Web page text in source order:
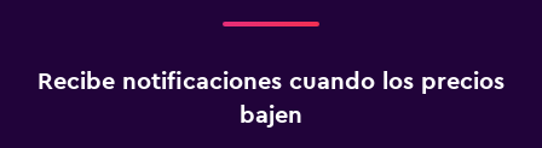
Recibe notificaciones cuando los precios
bajen